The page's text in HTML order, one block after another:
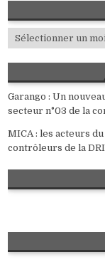
Archives
Garango : Un
secteur n°03 de la
MICA : les acteurs
contrôleurs de la